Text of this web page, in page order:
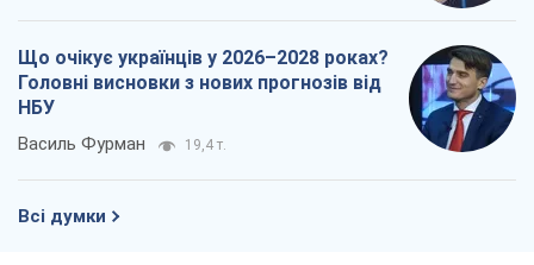
Що очікує українців у 2026–2028 роках?
Головні висновки з нових прогнозів від
НБУ
Василь Фурман 19,4 т.
Всі думки